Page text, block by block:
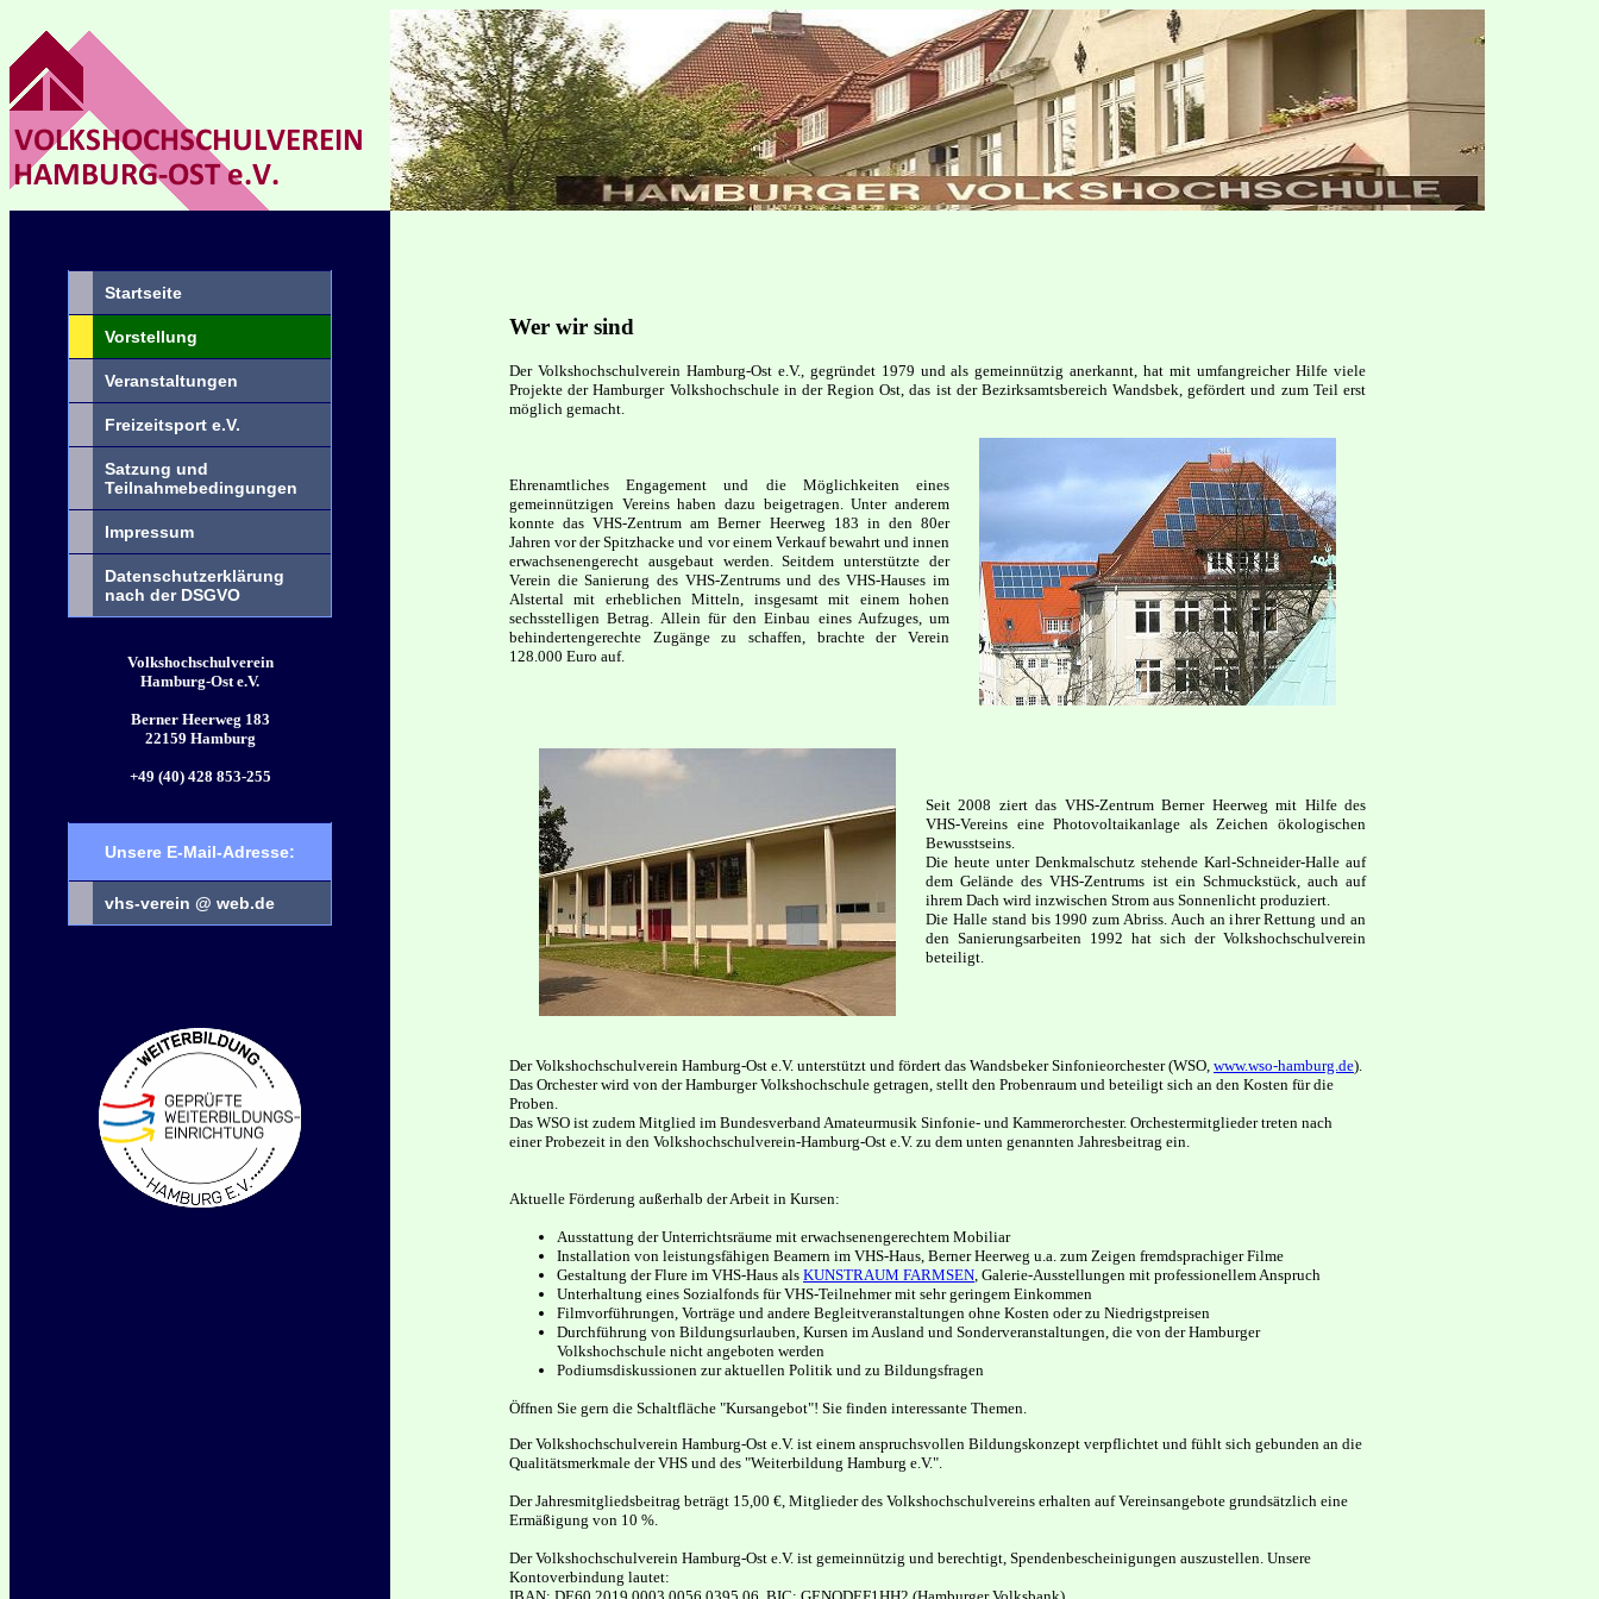
Startseite
Vorstellung
Veranstaltungen
Freizeitsport e.V.
Satzung und
Teilnahmebedingungen
Impressum
Datenschutzerklärung
nach der DSGVO
Volkshochschulverein
Hamburg-Ost e.V.
Berner Heerweg 183
22159 Hamburg
+49 (40) 428 853-255
Unsere E-Mail-Adresse:
vhs-verein @ web.de
Wer wir sind
Der Volkshochschulverein Hamburg-Ost e.V., gegründet 1979 und als gemeinnützig anerkannt, hat mit umfangreicher Hilfe viele
Projekte der Hamburger Volkshochschule in der Region Ost, das ist der Bezirksamtsbereich Wandsbek, gefördert und zum Teil erst
möglich gemacht.
Ehrenamtliches Engagement und die Möglichkeiten eines
gemeinnützigen Vereins haben dazu beigetragen. Unter anderem
konnte das VHS-Zentrum am Berner Heerweg 183 in den 80er
Jahren vor der Spitzhacke und vor einem Verkauf bewahrt und innen
erwachsenengerecht ausgebaut werden. Seitdem unterstützte der
Verein die Sanierung des VHS-Zentrums und des VHS-Hauses im
Alstertal mit erheblichen Mitteln, insgesamt mit einem hohen
sechsstelligen Betrag. Allein für den Einbau eines Aufzuges, um
behindertengerechte Zugänge zu schaffen, brachte der Verein
128.000 Euro auf.
Seit 2008 ziert das VHS-Zentrum Berner Heerweg mit Hilfe des
VHS-Vereins eine Photovoltaikanlage als Zeichen ökologischen
Bewusstseins.
Die heute unter Denkmalschutz stehende Karl-Schneider-Halle auf
dem Gelände des VHS-Zentrums ist ein Schmuckstück, auch auf
ihrem Dach wird inzwischen Strom aus Sonnenlicht produziert.
Die Halle stand bis 1990 zum Abriss. Auch an ihrer Rettung und an
den Sanierungsarbeiten 1992 hat sich der Volkshochschulverein
beteiligt.
Der Volkshochschulverein Hamburg-Ost e.V. unterstützt und fördert das Wandsbeker Sinfonieorchester (WSO, www.wso-hamburg.de).
Das Orchester wird von der Hamburger Volkshochschule getragen, stellt den Probenraum und beteiligt sich an den Kosten für die
Proben.
Das WSO ist zudem Mitglied im Bundesverband Amateurmusik Sinfonie- und Kammerorchester. Orchestermitglieder treten nach
einer Probezeit in den Volkshochschulverein-Hamburg-Ost e.V. zu dem unten genannten Jahresbeitrag ein.
Aktuelle Förderung außerhalb der Arbeit in Kursen:
Ausstattung der Unterrichtsräume mit erwachsenengerechtem Mobiliar
Installation von leistungsfähigen Beamern im VHS-Haus, Berner Heerweg u.a. zum Zeigen fremdsprachiger Filme
Gestaltung der Flure im VHS-Haus als KUNSTRAUM FARMSEN, Galerie-Ausstellungen mit professionellem Anspruch
Unterhaltung eines Sozialfonds für VHS-Teilnehmer mit sehr geringem Einkommen
Filmvorführungen, Vorträge und andere Begleitveranstaltungen ohne Kosten oder zu Niedrigstpreisen
Durchführung von Bildungsurlauben, Kursen im Ausland und Sonderveranstaltungen, die von der Hamburger
Volkshochschule nicht angeboten werden
Podiumsdiskussionen zur aktuellen Politik und zu Bildungsfragen
Öffnen Sie gern die Schaltfläche "Kursangebot"! Sie finden interessante Themen.
Der Volkshochschulverein Hamburg-Ost e.V. ist einem anspruchsvollen Bildungskonzept verpflichtet und fühlt sich gebunden an die
Qualitätsmerkmale der VHS und des "Weiterbildung Hamburg e.V.".
Der Jahresmitgliedsbeitrag beträgt 15,00 €, Mitglieder des Volkshochschulvereins erhalten auf Vereinsangebote grundsätzlich eine
Ermäßigung von 10 %.
Der Volkshochschulverein Hamburg-Ost e.V. ist gemeinnützig und berechtigt, Spendenbescheinigungen auszustellen. Unsere
Kontoverbindung lautet: